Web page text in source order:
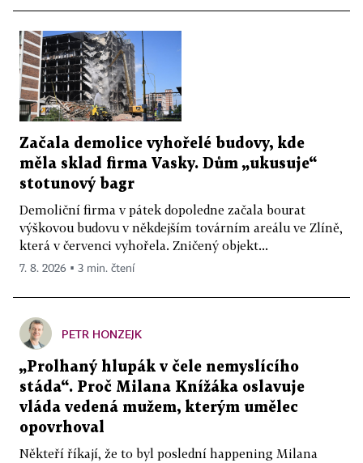
Začala demolice vyhořelé budovy, kde
měla sklad firma Vasky. Dům „ukusuje“
stotunový bagr
Demoliční firma v pátek dopoledne začala bourat
výškovou budovu v někdejším továrním areálu ve Zlíně,
která v červenci vyhořela. Zničený objekt...
7. 8. 2026 ▪ 3 min. čtení
PETR HONZEJK
„Prolhaný hlupák v čele nemyslícího
stáda“. Proč Milana Knížáka oslavuje
vláda vedená mužem, kterým umělec
opovrhoval
Někteří říkají, že to byl poslední happening Milana